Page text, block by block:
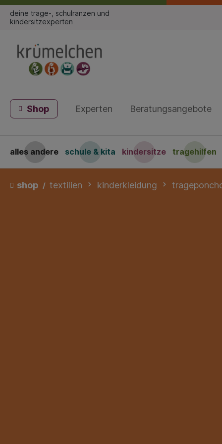
deine trage-, schulranzen und
kindersitzexperten
Shop Experten Beratungsangebote
alles andere schule & kita kindersitze tragehilfen
shop textilien kinderkleidung